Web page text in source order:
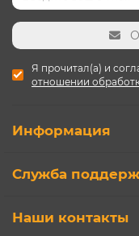
Я прочитал(а) и
отношении
Информация
Служба
Наши контакты